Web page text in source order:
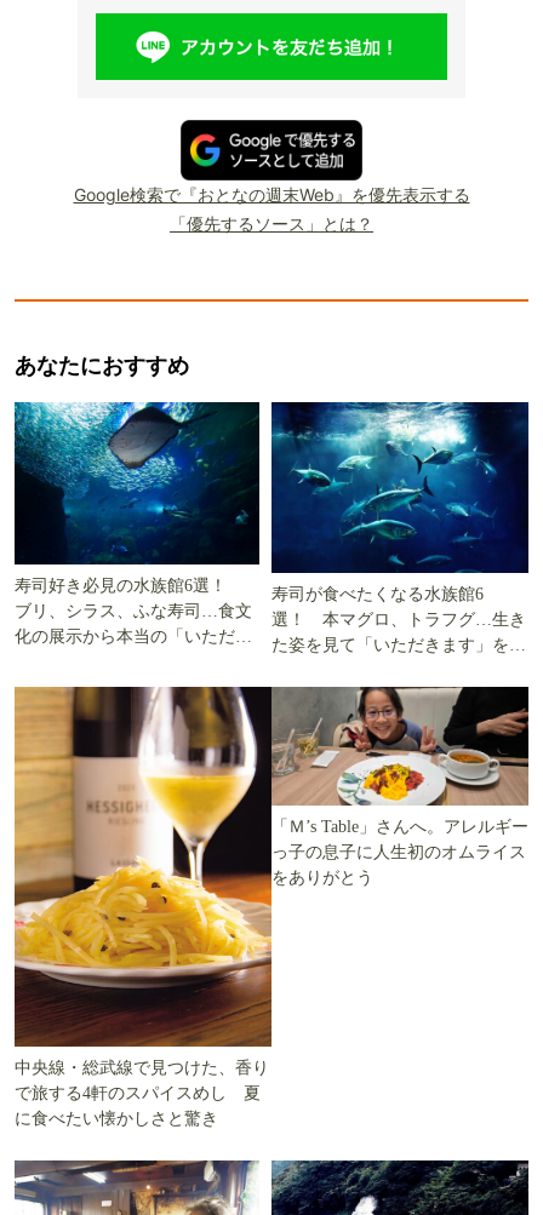
Google検索で『おとなの週末Web』を優先表示する
「優先するソース」とは？
あなたにおすすめ
寿司好き必見の水族館6選！
ブリ、シラス、ふな寿司…食文
化の展示から本当の「いただき
寿司が食べたくなる水族館6
選！ 本マグロ、トラフグ…生き
た姿を見て「いただきます」を考
中央線・総武線で見つけた、香り
で旅する4軒のスパイスめし 夏
に食べたい懐かしさと驚き
「Ｍ’s Table」さんへ。アレルギー
っ子の息子に人生初のオムライス
をありがとう